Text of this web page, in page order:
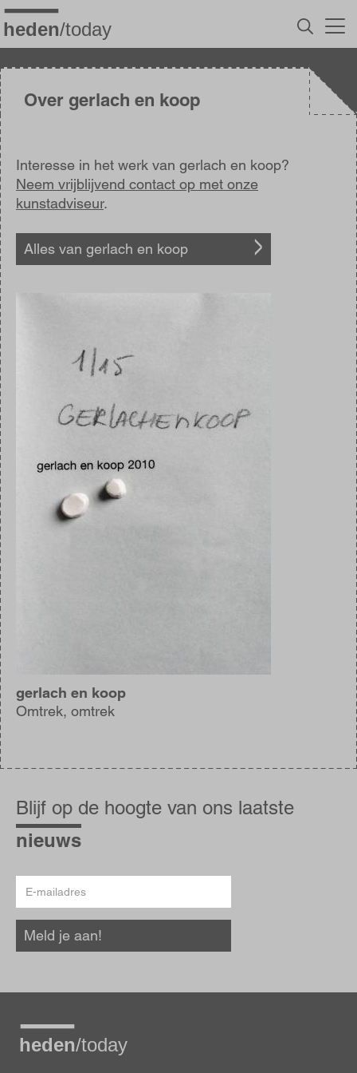
Overslaan
en
naar
inhoud
gaanOver gerlach en koop
Interesse in het werk van gerlach en koop?
Neem vrijblijvend contact op met onze
kunstadviseur.
Alles van gerlach en koop
gerlach en koop
Omtrek, omtrek
op
de
hoogte
Blijf op de hoogte van ons laatste
nieuws
mailadres
Meld je aan!